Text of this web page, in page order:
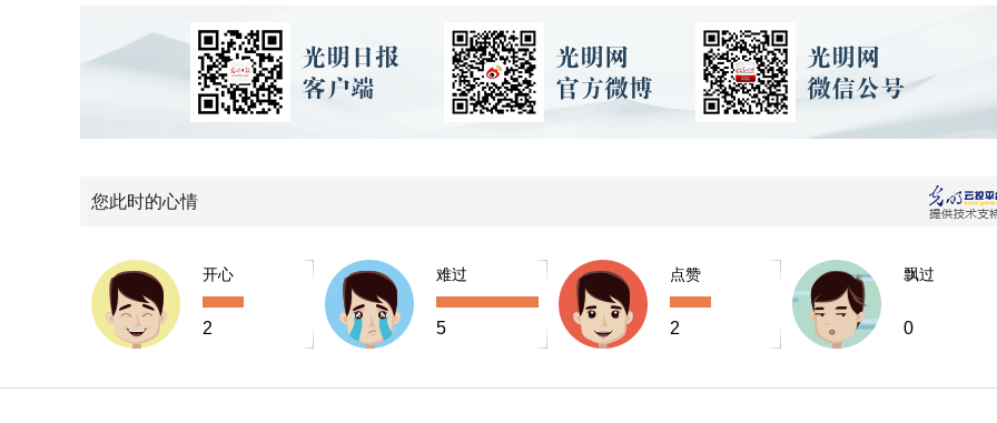
您此时的心情
开心
2
难过
5
点赞
2
飘过
0